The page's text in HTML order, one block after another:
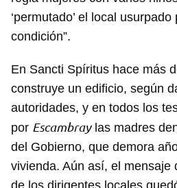
‘permutado’ el local
condición”.
En Sancti Spíritus hace más
construye un edificio, según
autoridades, y en todos los
por Escambraylas madres
del Gobierno, que demora
vivienda. Aún así, el mensaje